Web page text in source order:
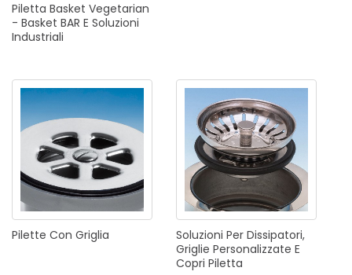
Piletta Basket Vegetarian
- Basket BAR E Soluzioni
Industriali
Pilette Con Griglia Soluzioni Per Dissipatori,
Griglie Personalizzate E
Copri Piletta